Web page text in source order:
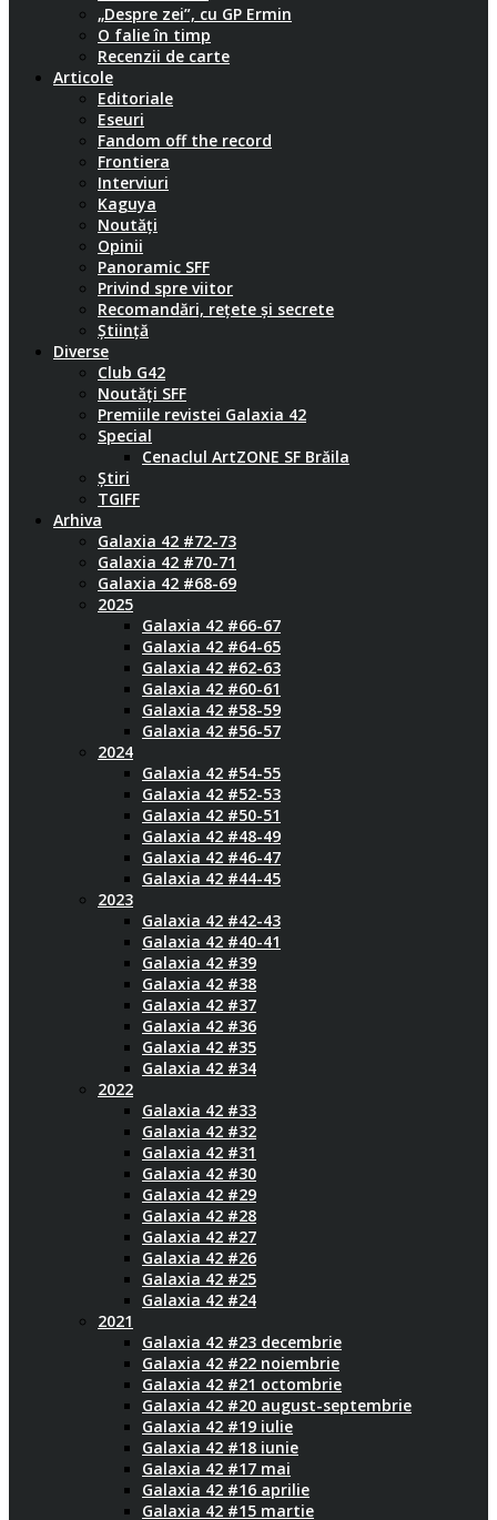
„Despre zei”, cu GP Ermin
O falie în timp
Recenzii de carte
Articole
Editoriale
Eseuri
Fandom off the record
Frontiera
Interviuri
Kaguya
Noutăți
Opinii
Panoramic SFF
Privind spre viitor
Recomandări, rețete și secrete
Știință
Diverse
Club G42
Noutăți SFF
Premiile revistei Galaxia 42
Special
Cenaclul ArtZONE SF Brăila
Știri
TGIFF
Arhiva
Galaxia 42 #72-73
Galaxia 42 #70-71
Galaxia 42 #68-69
2025
Galaxia 42 #66-67
Galaxia 42 #64-65
Galaxia 42 #62-63
Galaxia 42 #60-61
Galaxia 42 #58-59
Galaxia 42 #56-57
2024
Galaxia 42 #54-55
Galaxia 42 #52-53
Galaxia 42 #50-51
Galaxia 42 #48-49
Galaxia 42 #46-47
Galaxia 42 #44-45
2023
Galaxia 42 #42-43
Galaxia 42 #40-41
Galaxia 42 #39
Galaxia 42 #38
Galaxia 42 #37
Galaxia 42 #36
Galaxia 42 #35
Galaxia 42 #34
2022
Galaxia 42 #33
Galaxia 42 #32
Galaxia 42 #31
Galaxia 42 #30
Galaxia 42 #29
Galaxia 42 #28
Galaxia 42 #27
Galaxia 42 #26
Galaxia 42 #25
Galaxia 42 #24
2021
Galaxia 42 #23 decembrie
Galaxia 42 #22 noiembrie
Galaxia 42 #21 octombrie
Galaxia 42 #20 august-septembrie
Galaxia 42 #19 iulie
Galaxia 42 #18 iunie
Galaxia 42 #17 mai
Galaxia 42 #16 aprilie
Galaxia 42 #15 martie